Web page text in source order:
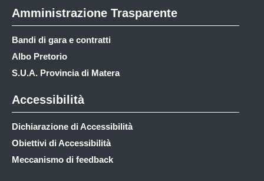
Amministrazione Trasparente
Bandi di gara e contratti
Albo Pretorio
S.U.A. Provincia di Matera
Accessibilità
Dichiarazione di Accessibilità
Obiettivi di Accessibilità
Meccanismo di feedback